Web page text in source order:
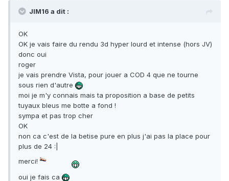
JIM16 a dit :
OK
OK je vais faire du rendu 3d hyper lourd et intense (hors JV)
donc oui
roger
je vais prendre Vista, pour jouer a COD 4 que ne tourne
sous rien d'autre
moi je m'y connais mais ta proposition a base de petits
tuyaux bleus me botte a fond !
sympa et pas trop cher
OK
non ca c'est de la betise pure en plus j'ai pas la place pour
plus de 24 :|
merci!
oui je fais ca